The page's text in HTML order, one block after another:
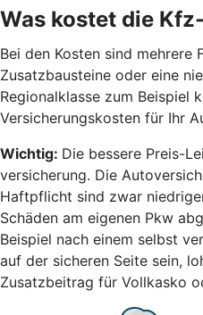
Was kostet die
Bei den Kosten sind mehrere
Zusatzbausteine oder eine
Regionalklasse zum Beispiel
Versicherungskosten für Ihr
Wichtig: Die bessere Preis-
versicherung. Die
Haftpflicht sind zwar
Schäden am eigenen Pkw
Beispiel nach einem selbst
auf der sicheren Seite sein,
Zusatzbeitrag für Vollkasko